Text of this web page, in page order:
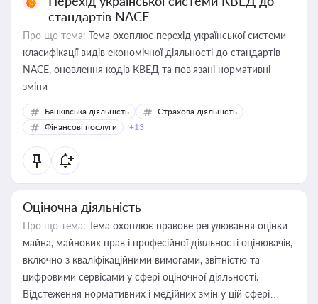
стандартів NACE
Про що тема: Тема охоплює перехід української системи
класифікації видів економічної діяльності до стандартів
NACE, оновлення кодів КВЕД та пов'язані нормативні
зміни
Банківська діяльність
Страхова діяльність
Фінансові послуги
+13
Оціночна діяльність
Про що тема: Тема охоплює правове регулювання оцінки
майна, майнових прав і професійної діяльності оцінювачів,
включно з кваліфікаційними вимогами, звітністю та
цифровими сервісами у сфері оціночної діяльності.
Відстеження нормативних і медійних змін у цій сфері